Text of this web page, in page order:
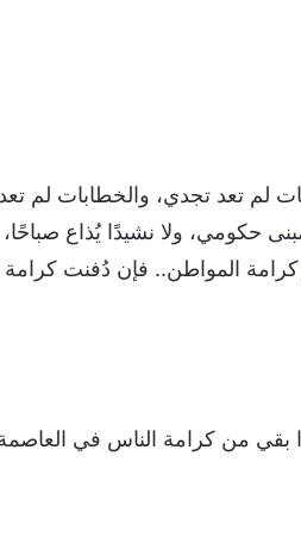
لم تعد تجدي، والخطابات لم
حكومي، ولا نشيدًا يُذاع صباحًا،
كرامة المواطن.. فإن دُفنت
بقي من كرامة الناس في